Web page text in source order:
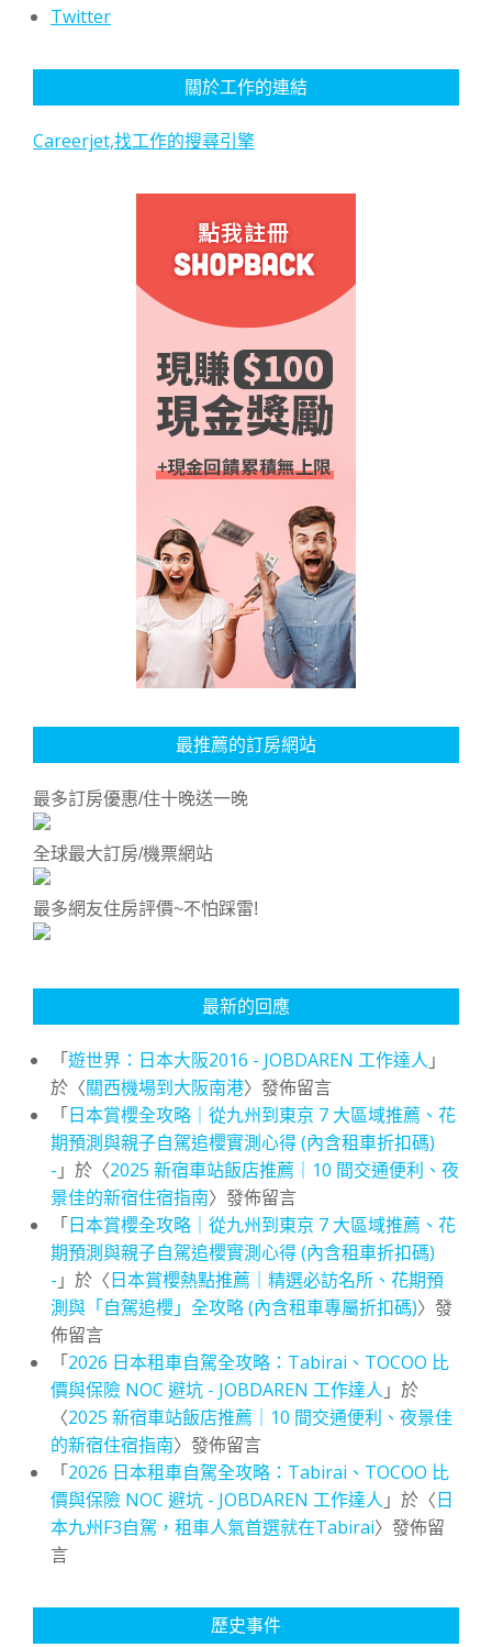
Twitter
關於工作的連結
Careerjet,找工作的搜尋引擎
最推薦的訂房網站
最多訂房優惠/住十晚送一晚
全球最大訂房/機票網站
最多網友住房評價~不怕踩雷!
最新的回應
「遊世界：日本大阪2016 - JOBDAREN 工作達人 」
於〈關西機場到大阪南港〉發佈留言
「日本賞櫻全攻略｜從九州到東京 7 大區域推薦、花
期預測與親子自駕追櫻實測心得 (內含租車折扣碼)
- 」於〈2025 新宿車站飯店推薦｜10 間交通便利、夜
景佳的新宿住宿指南〉發佈留言
「日本賞櫻全攻略｜從九州到東京 7 大區域推薦、花
期預測與親子自駕追櫻實測心得 (內含租車折扣碼)
- 」於〈日本賞櫻熱點推薦｜精選必訪名所、花期預
測與「自駕追櫻」全攻略 (內含租車專屬折扣碼)〉發
佈留言
「2026 日本租車自駕全攻略：Tabirai、TOCOO 比
價與保險 NOC 避坑 - JOBDAREN 工作達人 」於
〈2025 新宿車站飯店推薦｜10 間交通便利、夜景佳
的新宿住宿指南〉發佈留言
「2026 日本租車自駕全攻略：Tabirai、TOCOO 比
價與保險 NOC 避坑 - JOBDAREN 工作達人 」於〈日
本九州F3自駕，租車人氣首選就在Tabirai〉發佈留
言
歷史事件